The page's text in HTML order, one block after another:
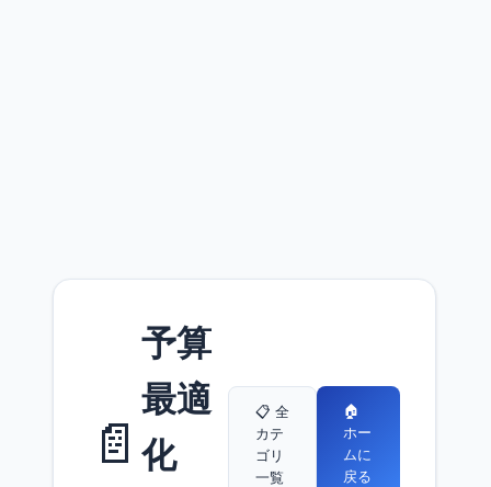
📄
予算
最適
化
📋 全
カテ
ゴリ
一覧
🏠
ホー
ムに
戻る